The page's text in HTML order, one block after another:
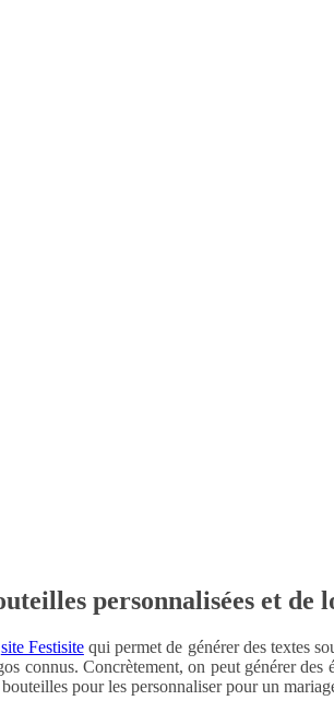
personnalisées et de
site Festisitequi permet de générer des textes
connus. Concrètement, on peut générer
pour les personnaliser pour un